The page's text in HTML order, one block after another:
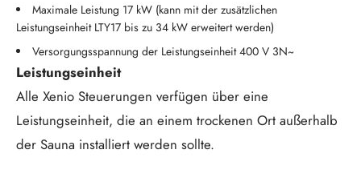
Maximale Leistung 17 kW (kann mit der zusätzlichen
Leistungseinheit LTY17 bis zu 34 kW erweitert werden)
Versorgungsspannung der Leistungseinheit 400 V 3N~
Leistungseinheit
Alle Xenio Steuerungen verfügen über eine
Leistungseinheit, die an einem trockenen Ort außerhalb
der Sauna installiert werden sollte.